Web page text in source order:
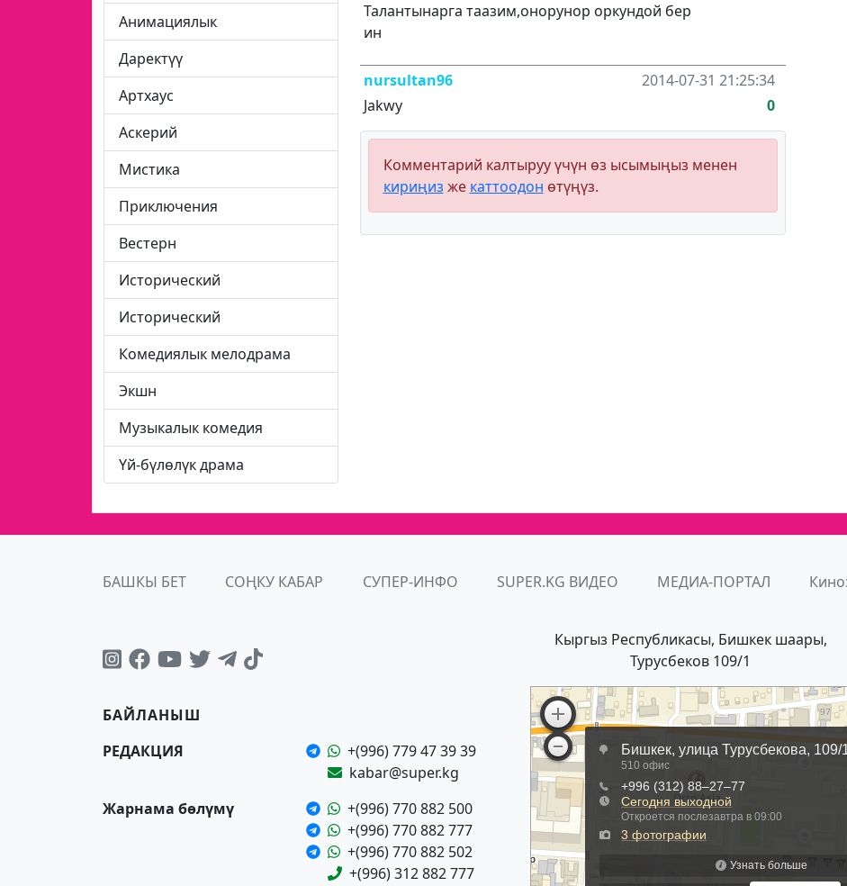
Анимациялык
Даректүү
Артхаус
Аскерий
Мистика
Приключения
Вестерн
Исторический
Исторический
Комедиялык мелодрама
Экшн
Музыкалык комедия
Үй-бүлөлүк драма
Талантынарга таазим,онорунор оркундой бер
ин
nursultan96
2014-07-31 21:25:34
Jakwy
0
Комментарий калтыруу үчүн өз ысымыңыз менен
кириңиз же каттоодон өтүңүз.
БАШКЫ БЕТ СОҢКУ КАБАР СУПЕР-ИНФО SUPER.KG ВИДЕО МЕДИА-ПОРТАЛ
БАЙЛАНЫШ
РЕДАКЦИЯ
+(996) 779 47 39 39
kabar@super.kg
Жарнама бөлүмү
+(996) 770 882 500
+(996) 770 882 777
+(996) 770 882 502
+(996) 312 882 777
Кыргыз Республикасы, Бишкек шаары,
Турусбеков 109/1